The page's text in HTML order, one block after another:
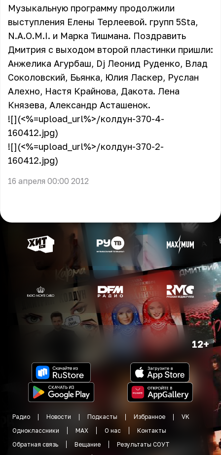
Музыкальную программу продолжили
выступления Елены Терлеевой. групп 5Sta,
N.A.O.M.I. и Марка Тишмана. Поздравить
Дмитрия с выходом второй пластинки пришли:
Анжелика Агурбаш, Dj Леонид Руденко, Влад
Соколовский, Бьянка, Юлия Ласкер, Руслан
Алехно, Настя Крайнова, Дакота. Лена
Князева, Александр Асташенок.
![](<%=upload_url%>/колдун-370-4-
160412.jpg)
![](<%=upload_url%>/колдун-370-2-
160412.jpg)
16 апреля 00:00 2012
12+
Радио Новости Подкасты Избранное
VK
Одноклассники
MAX О нас
Контакты
Обратная связь
Вещание
Результаты СОУТ